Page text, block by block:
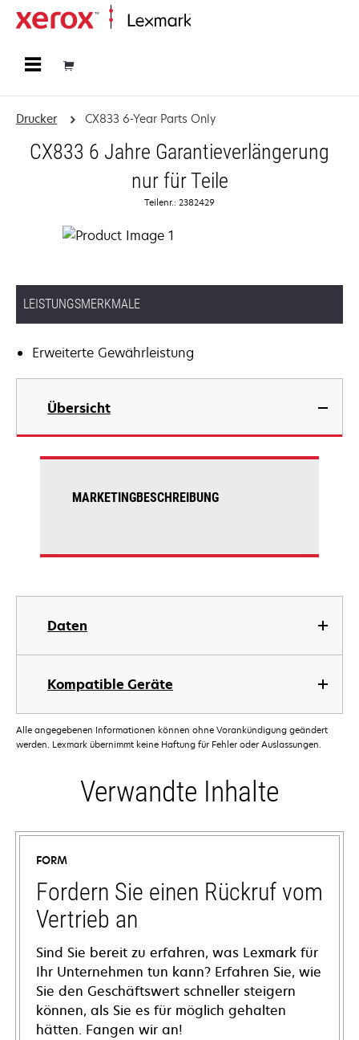
Drucker CX833 6-Year Parts Only
CX833 6 Jahre Garantieverlängerung
nur für Teile
Teilenr.: 2382429
LEISTUNGSMERKMALE
Erweiterte Gewährleistung
Übersicht
Daten
Kompatible Geräte
MARKETINGBESCHREIBUNG
Alle angegebenen Informationen können ohne Vorankündigung geändert
werden. Lexmark übernimmt keine Haftung für Fehler oder Auslassungen.
Verwandte Inhalte
FORM
Fordern Sie einen Rückruf vom
Vertrieb an
Sind Sie bereit zu erfahren, was Lexmark für
Ihr Unternehmen tun kann? Erfahren Sie, wie
Sie den Geschäftswert schneller steigern
können, als Sie es für möglich gehalten
hätten. Fangen wir an!